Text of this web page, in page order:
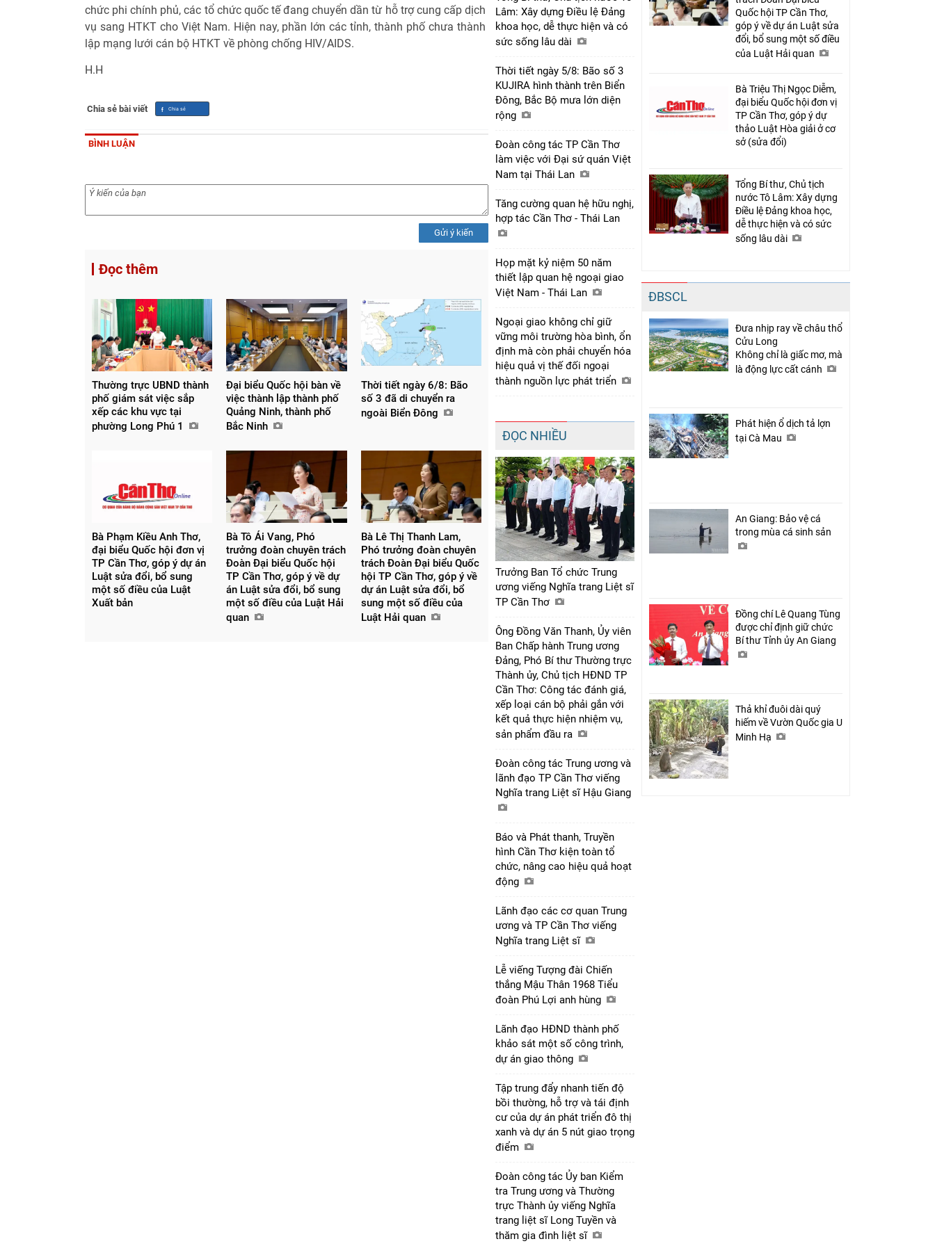
chức phi chính phủ, các tổ chức quốc tế đang chuyển dần từ hỗ trợ cung cấp dịch
vụ sang HTKT cho Việt Nam. Hiện nay, phần lớn các tỉnh, thành phố chưa thành
lập mạng lưới cán bộ HTKT về phòng chống HIV/AIDS.
H.H
Chia sẻ bài viết
Chia sẻ
BÌNH LUẬN
Gửi ý kiến
Đọc thêm
Thường trực UBND thành
phố giám sát việc sắp
xếp các khu vực tại
phường Long Phú 1
Đại biểu Quốc hội bàn về
việc thành lập thành phố
Quảng Ninh, thành phố
Bắc Ninh
Thời tiết ngày 6/8: Bão
số 3 đã di chuyển ra
ngoài Biển Đông
Bà Phạm Kiều Anh Thơ,
đại biểu Quốc hội đơn vị
TP Cần Thơ, góp ý dự án
Luật sửa đổi, bổ sung
một số điều của Luật
Xuất bản
Bà Tô Ái Vang, Phó
trưởng đoàn chuyên trách
Đoàn Đại biểu Quốc hội
TP Cần Thơ, góp ý về dự
án Luật sửa đổi, bổ sung
một số điều của Luật Hải
quan
Bà Lê Thị Thanh Lam,
Phó trưởng đoàn chuyên
trách Đoàn Đại biểu Quốc
hội TP Cần Thơ, góp ý về
dự án Luật sửa đổi, bổ
sung một số điều của
Luật Hải quan
Lâm: Xây dựng Điều lệ Đảng
khoa học, dễ thực hiện và có
sức sống lâu dài
Thời tiết ngày 5/8: Bão số 3
KUJIRA hình thành trên Biển
Đông, Bắc Bộ mưa lớn diện
rộng
Đoàn công tác TP Cần Thơ
làm việc với Đại sứ quán Việt
Nam tại Thái Lan
Tăng cường quan hệ hữu nghị,
hợp tác Cần Thơ - Thái Lan
Họp mặt kỷ niệm 50 năm
thiết lập quan hệ ngoại giao
Việt Nam - Thái Lan
Ngoại giao không chỉ giữ
vững môi trường hòa bình, ổn
định mà còn phải chuyển hóa
hiệu quả vị thế đối ngoại
thành nguồn lực phát triển
ĐỌC NHIỀU
Trưởng Ban Tổ chức Trung
ương viếng Nghĩa trang Liệt sĩ
TP Cần Thơ
Ông Đồng Văn Thanh, Ủy viên
Ban Chấp hành Trung ương
Đảng, Phó Bí thư Thường trực
Thành ủy, Chủ tịch HĐND TP
Cần Thơ: Công tác đánh giá,
xếp loại cán bộ phải gắn với
kết quả thực hiện nhiệm vụ,
sản phẩm đầu ra
Đoàn công tác Trung ương và
lãnh đạo TP Cần Thơ viếng
Nghĩa trang Liệt sĩ Hậu Giang
Báo và Phát thanh, Truyền
hình Cần Thơ kiện toàn tổ
chức, nâng cao hiệu quả hoạt
động
Lãnh đạo các cơ quan Trung
ương và TP Cần Thơ viếng
Nghĩa trang Liệt sĩ
Lễ viếng Tượng đài Chiến
thắng Mậu Thân 1968 Tiểu
đoàn Phú Lợi anh hùng
Lãnh đạo HĐND thành phố
khảo sát một số công trình,
dự án giao thông
Tập trung đẩy nhanh tiến độ
bồi thường, hỗ trợ và tái định
cư của dự án phát triển đô thị
xanh và dự án 5 nút giao trọng
điểm
Đoàn công tác Ủy ban Kiểm
tra Trung ương và Thường
trực Thành ủy viếng Nghĩa
trang liệt sĩ Long Tuyền và
thăm gia đình liệt sĩ
Quốc hội TP Cần Thơ,
góp ý về dự án Luật sửa
đổi, bổ sung một số điều
của Luật Hải quan
Bà Triệu Thị Ngọc Diễm,
đại biểu Quốc hội đơn vị
TP Cần Thơ, góp ý dự
thảo Luật Hòa giải ở cơ
sở (sửa đổi)
Tổng Bí thư, Chủ tịch
nước Tô Lâm: Xây dựng
Điều lệ Đảng khoa học,
dễ thực hiện và có sức
sống lâu dài
ĐBSCL
Đưa nhịp ray về châu thổ
Cửu Long
Không chỉ là giấc mơ, mà
là động lực cất cánh
Phát hiện ổ dịch tả lợn
tại Cà Mau
An Giang: Bảo vệ cá
trong mùa cá sinh sản
Đồng chí Lê Quang Tùng
được chỉ định giữ chức
Bí thư Tỉnh ủy An Giang
Thả khỉ đuôi dài quý
hiếm về Vườn Quốc gia U
Minh Hạ